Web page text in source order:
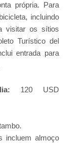
própria. Para
incluindo
visitar os sítios
Turístico del
entrada para
120 USD
incluem almoço